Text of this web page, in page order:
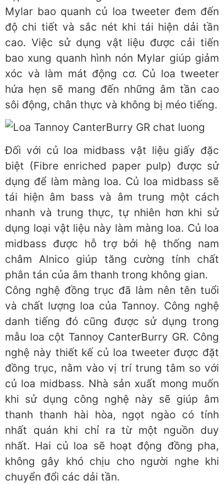
Mylar bao quanh củ loa tweeter đem đến
độ chi tiết và sắc nét khi tái hiện dải tần
cao. Việc sử dụng vật liệu được cải tiến
bao xung quanh hình nón Mylar giúp giảm
xóc và làm mát động cơ. Củ loa tweeter
hứa hẹn sẽ mang đến những âm tần cao
sôi động, chân thực và không bị méo tiếng.
Đối với củ loa midbass vật liệu giấy đặc
biệt (Fibre enriched paper pulp) được sử
dụng để làm màng loa. Củ loa midbass sẽ
tái hiện âm bass và âm trung một cách
nhanh và trung thực, tự nhiên hơn khi sử
dụng loại vật liệu này làm màng loa. Củ loa
midbass được hỗ trợ bởi hệ thống nam
châm Alnico giúp tăng cường tính chất
phân tán của âm thanh trong không gian.
Công nghệ đồng trục đã làm nên tên tuổi
và chất lượng loa của Tannoy. Công nghệ
danh tiếng đó cũng được sử dụng trong
mẫu loa cột Tannoy CanterBurry GR. Công
nghệ này thiết kế củ loa tweeter được đặt
đồng trục, nằm vào vị trí trung tâm so với
củ loa midbass. Nhà sản xuất mong muốn
khi sử dụng công nghệ này sẽ giúp âm
thanh thanh hài hòa, ngọt ngào có tính
nhất quán khi chỉ ra từ một nguồn duy
nhất. Hai củ loa sẽ hoạt động đồng pha,
không gây khó chịu cho người nghe khi
chuyển đổi các dải tần.